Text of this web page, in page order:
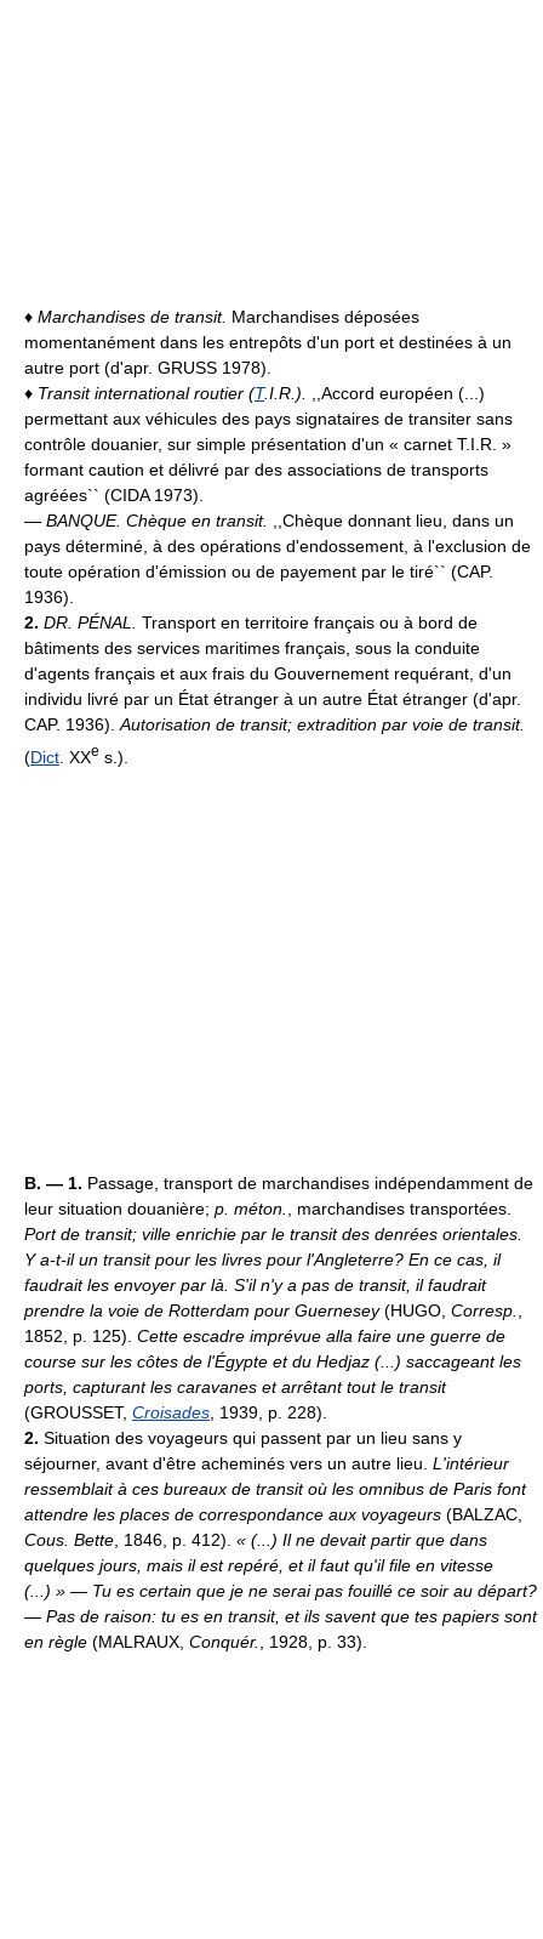
♦ Marchandises de transit. Marchandises déposées
momentanément dans les entrepôts d'un port et destinées à un
autre port (d'apr. GRUSS 1978).
♦ Transit international routier (T.I.R.).
,,Accord européen (...)
permettant aux véhicules des pays signataires de transiter sans
contrôle douanier, sur simple présentation d'un « carnet T.I.R. »
formant caution et délivré par des associations de transports
agréées`` (CIDA 1973).
— BANQUE. Chèque en transit.
,,Chèque donnant lieu, dans un
pays déterminé, à des opérations d'endossement, à l'exclusion de
toute opération d'émission ou de payement par le tiré`` (CAP.
1936).
2. DR. PÉNAL. Transport en territoire français ou à bord de
bâtiments des services maritimes français, sous la conduite
d'agents français et aux frais du Gouvernement requérant, d'un
individu livré par un État étranger à un autre État étranger (d'apr.
CAP. 1936). Autorisation de transit; extradition par voie de transit.
(Dict . XXe s.).
B. — 1. Passage, transport de marchandises indépendamment de
leur situation douanière; p. méton.
, marchandises transportées.
Port de transit; ville enrichie par le transit des denrées orientales.
Y a-t-il un transit pour les livres pour l'Angleterre? En ce cas, il
faudrait les envoyer par là. S'il n'y a pas de transit, il faudrait
prendre la voie de Rotterdam pour Guernesey(HUGO, Corresp.
1852, p. 125). Cette escadre imprévue alla faire une guerre de
course sur les côtes de l'Égypte et du Hedjaz (...) saccageant les
ports, capturant les caravanes et arrêtant tout le transit
(GROUSSET, Croisades , 1939, p. 228).
2. Situation des voyageurs qui passent par un lieu sans y
séjourner, avant d'être acheminés vers un autre lieu. L'intérieur
ressemblait à ces bureaux de transit où les omnibus de Paris font
attendre les places de correspondance aux voyageurs (BALZAC,
Cous. Bette , 1846, p. 412). « (...) Il ne devait partir que dans
quelques jours, mais il est repéré, et il faut qu'il file en vitesse
(...) » — Tu es certain que je ne serai pas fouillé ce soir au départ?
— Pas de raison: tu es en transit, et ils savent que tes papiers sont
en règle (MALRAUX, Conquér. , 1928, p. 33).